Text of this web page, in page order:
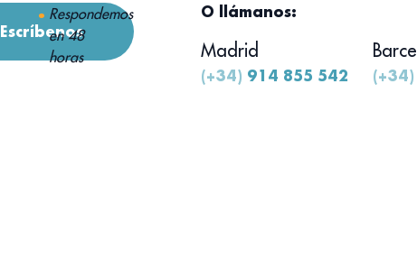
Escríbenos
Respondemos
en 48
horas
O llámanos:
Madrid
(+34) 914 855 542 (+34)